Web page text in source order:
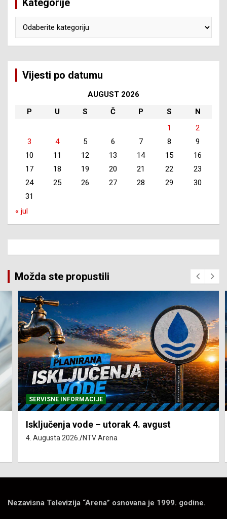
Kategorije
Vijesti po datumu
AUGUST 2026
P
U S Č P S
N
1
2
3
4 5 6 7 8
9
10
11 12 13 14 15
16
17
18 19 20 21 22
23
24
25 26 27 28 29
30
31
« jul
Možda ste propustili
SERVISNE INFORMACIJE
Isključenja vode – utorak 4. avgust
4. Augusta 2026. NTV Arena
Nezavisna Televizija “Arena” osnovana je 1999. godine.